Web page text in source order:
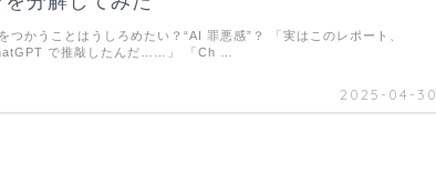
2025-04-30
つかうことはうしろめたい？“AI 罪悪感”？ 「実はこのレポート、
で推敲したんだ……」 「Ch …